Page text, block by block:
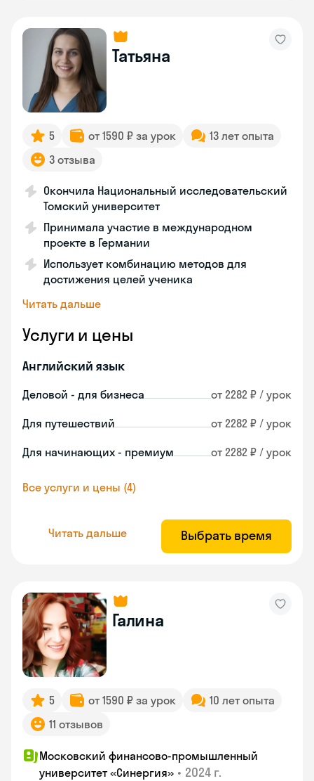
Татьяна
5 от 1590 ₽ за урок
13 лет опыта
3 отзыва
Окончила Национальный исследовательский
Томский университет
Принимала участие в международном
проекте в Германии
Использует комбинацию методов для
достижения целей ученика
Читать дальше
Услуги и цены
Английский язык
Деловой - для бизнеса от 2282 ₽ / урок
Для путешествий от 2282 ₽ / урок
Для начинающих - премиум от 2282 ₽ / урок
Все услуги и цены (4)
Читать дальше Выбрать время
Галина
5 от 1590 ₽ за урок
10 лет опыта
11 отзывов
Московский финансово-промышленный
университет «Синергия» • 2024 г.